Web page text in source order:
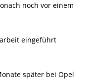
noch vor einem
eingeführt
später bei Opel